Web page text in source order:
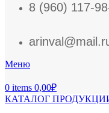
8 (960) 117-
Меню
0 items 0,00₽
КАТАЛОГ